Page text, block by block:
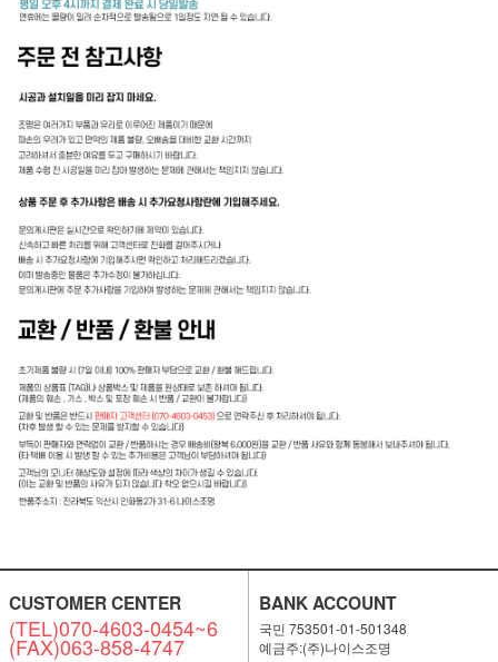
CUSTOMER CENTER
(TEL)070-4603-0454~6
(FAX)063-858-4747
BANK ACCOUNT
국민 753501-01-501348
예금주:(주)나이스조명